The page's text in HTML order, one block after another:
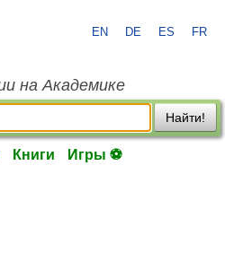
EN DE ES FR
на Академике
Найти!
Книги Игры ⚽